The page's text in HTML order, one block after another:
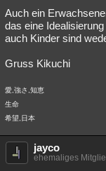
Auch ein
das eine
auch Kinder sind
Gruss Kikuchi
愛,強さ,知恵
生命
希望,日本
jayco
ehemaliges